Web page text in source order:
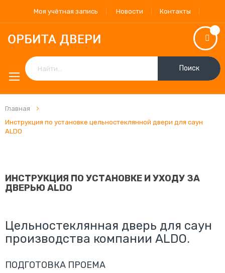
Моя учётная запись Новости Контакты
Поиск
Главная
Инструкция по установке цельностеклянной двери для саун
ALDO
ИНСТРУКЦИЯ ПО УСТАНОВКЕ И УХОДУ ЗА
ДВЕРЬЮ ALDO
Цельностеклянная дверь для саун
производства компании ALDO.
ПОДГОТОВКА ПРОЕМА